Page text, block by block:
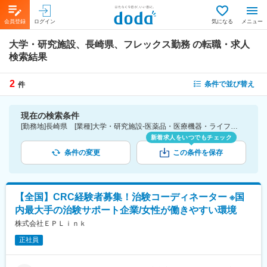
会員登録 ログイン 気になる メニュー
大学・研究施設、長崎県、フレックス勤務 の転職・求人
検索結果
2 件 条件で並び替え
現在の検索条件
[勤務地]長崎県 [業種]大学・研究施設-医薬品・医療機器・ライフサイエンス・医療系サービス [詳細条件](休日・働き方)フレックス勤務
条件の変更
新着求人をいつでもチェック
この条件を保存
【全国】CRC経験者募集！治験コーディネーター ※国
内最大手の治験サポート企業/女性が働きやすい環境
株式会社ＥＰＬｉｎｋ
正社員